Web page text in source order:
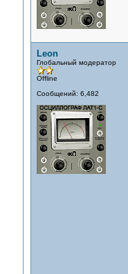
Leon
Глобальный модератор
Offline
Сообщений: 6,482